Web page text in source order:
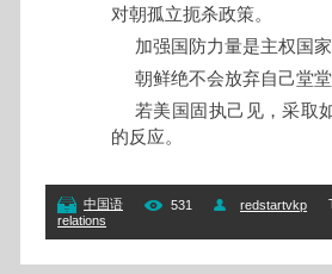
对朝孤立扼杀政策。
加强国防力量是主权国家
朝鲜绝不会放弃自己堂堂
若美国固执己见，采取
的反应。
中国语 531 redstartvkp
relations